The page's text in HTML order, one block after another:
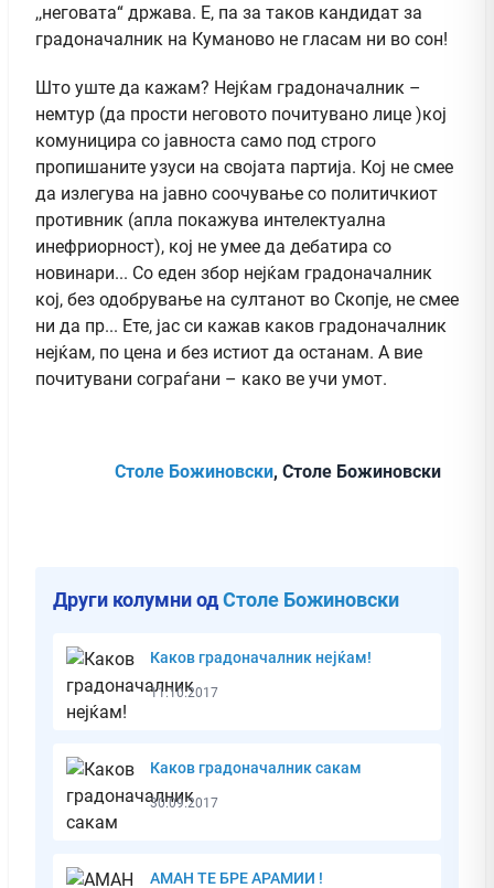
,,неговата“ држава. Е, па за таков кандидат за
градоначалник на Куманово не гласам ни во сон!
Што уште да кажам? Нејќам градоначалник –
немтур (да прости неговото почитувано лице )кој
комуницира со јавноста само под строго
пропишаните узуси на својата партија. Кој не смее
да излегува на јавно соочување со политичкиот
противник (апла покажува интелектуална
инефриорност), кој не умее да дебатира со
новинари... Со еден збор нејќам градоначалник
кој, без одобрување на султанот во Скопје, не смее
ни да пр... Ете, јас си кажав каков градоначалник
нејќам, по цена и без истиот да останам. А вие
почитувани сограѓани – како ве учи умот.
Столе Божиновски, Столе Божиновски
Други колумни одСтоле Божиновски
Каков градоначалник нејќам!
11.10.2017
Каков градоначалник сакам
30.09.2017
АМАН ТЕ БРЕ АРАМИИ !